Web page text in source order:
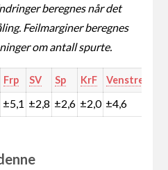
beregnes når det
Feilmarginer beregnes
om antall spurte.
Frp SV Sp KrF Venstre
±5,1 ±2,8 ±2,6 ±2,0 ±4,6